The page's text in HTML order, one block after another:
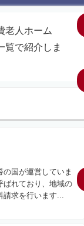
老人ホーム
覧で紹介しま
国が運営していま
ばれており、地域の
求を行います...